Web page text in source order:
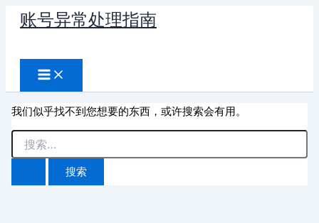
账号异常处理指南
索
我们似乎找不到您想要的东西，或许搜索会有用。
搜
索：